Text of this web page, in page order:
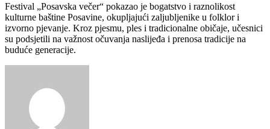
Festival „Posavska večer“ pokazao je bogatstvo i raznolikost
kulturne baštine Posavine, okupljajući zaljubljenike u folklor i
izvorno pjevanje. Kroz pjesmu, ples i tradicionalne običaje, učesnici
su podsjetili na važnost očuvanja naslijeđa i prenosa tradicije na
buduće generacije.